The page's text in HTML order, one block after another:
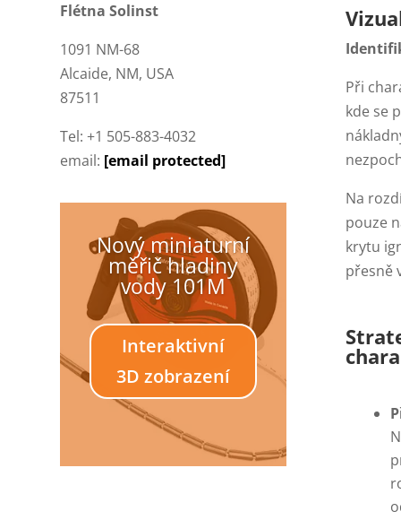
Flétna Solinst
1091 NM-68
Alcaide, NM, USA
87511
Tel: +1 505-883-4032
email: [email protected]
Nový miniaturní
měřič hladiny
vody 101M
Interaktivní
3D zobrazení
Při
kde se
Na
pouze
krytu
přesně